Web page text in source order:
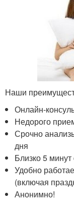
Наши
Онлайн-
Недорого
Срочно
дня
Близко 5
Удобно
(включая
Анонимно!